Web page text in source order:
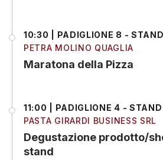
10:30 | PADIGLIONE 8 -
PETRA MOLINO QUAGLIA
Maratona della Pizza
11:00 | PADIGLIONE 4 - STAND
PASTA GIRARDI BUSINESS SRL
Degustazione prodotto/
stand